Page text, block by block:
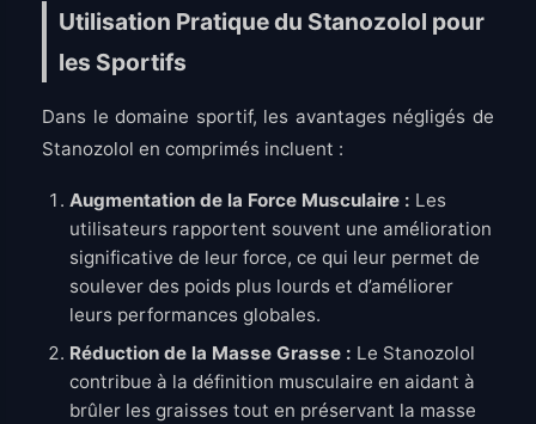
Utilisation Pratique du Stanozolol pour
les Sportifs
Dans le domaine sportif, les avantages négligés de
Stanozolol en comprimés incluent :
Augmentation de la Force Musculaire : Les
utilisateurs rapportent souvent une amélioration
significative de leur force, ce qui leur permet de
soulever des poids plus lourds et d’améliorer
leurs performances globales.
Réduction de la Masse Grasse : Le Stanozolol
contribue à la définition musculaire en aidant à
brûler les graisses tout en préservant la masse